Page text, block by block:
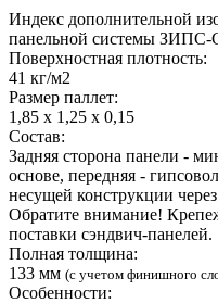
Индекс дополнительной
панельной системы ЗИПС-
Поверхностная плотность:
41 кг/м2
Размер паллет:
1,85 х 1,25 х 0,15
Состав:
Задняя сторона панели -
основе, передняя -
несущей конструкции
Обратите внимание!
поставки сэндвич-панелей.
Полная толщина:
133 мм (с учетом финишного
Особенности: